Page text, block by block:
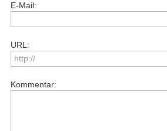
E-Mail:
URL:
Kommentar: